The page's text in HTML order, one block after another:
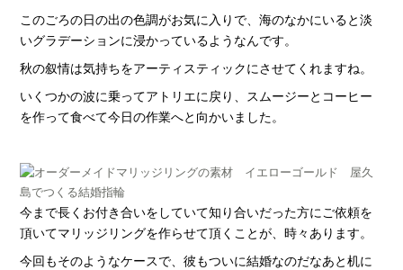
このごろの日の出の色調がお気に入りで、海のなかにいると淡
いグラデーションに浸かっているようなんです。
秋の叙情は気持ちをアーティスティックにさせてくれますね。
いくつかの波に乗ってアトリエに戻り、スムージーとコーヒー
を作って食べて今日の作業へと向かいました。
今まで長くお付き合いをしていて知り合いだった方にご依頼を
頂いてマリッジリングを作らせて頂くことが、時々あります。
今回もそのようなケースで、彼もついに結婚なのだなあと机に